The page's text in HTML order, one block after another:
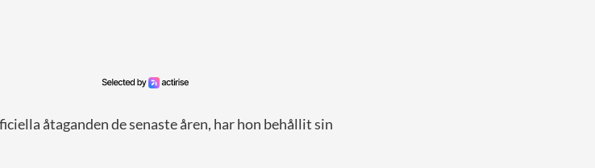
åtaganden de senaste åren, har hon behållit sin